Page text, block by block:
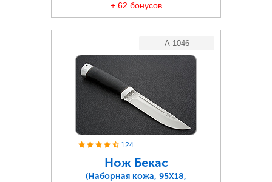
+ 62 бонусов
A-1046
124
Нож Бекас
(Наборная кожа, 95Х18,